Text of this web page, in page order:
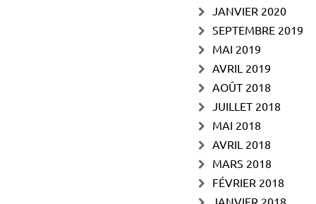
JANVIER 2020
SEPTEMBRE 2019
MAI 2019
AVRIL 2019
AOÛT 2018
JUILLET 2018
MAI 2018
AVRIL 2018
MARS 2018
FÉVRIER 2018
JANVIER 2018